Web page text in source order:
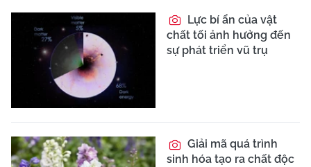
Lực bí ẩn của vật
chất tối ảnh hưởng đến
sự phát triển vũ trụ
Giải mã quá trình
sinh hóa tạo ra chất độc